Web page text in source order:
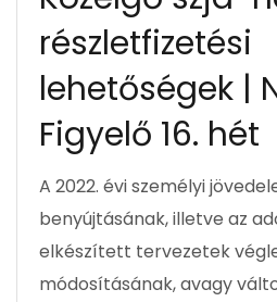
részletfizetési
lehetőségek |
Figyelő 16. hét
A 2022. évi személyi
benyújtásának, illetve az
elkészített tervezetek
módosításának, avagy